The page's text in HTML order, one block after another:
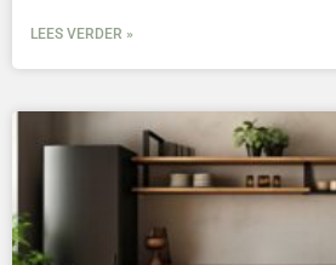
LEES VERDER »